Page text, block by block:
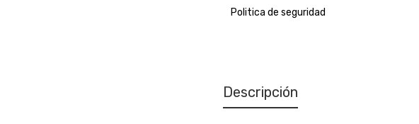
Politica de seguridad
Descripción